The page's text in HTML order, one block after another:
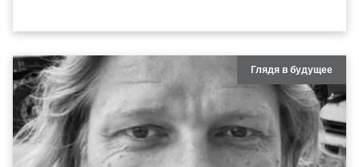
Глядя в будущее